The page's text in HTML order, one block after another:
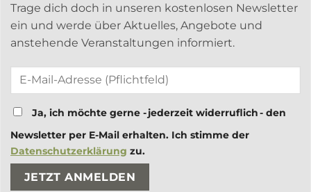
Trage dich doch in unseren kostenlosen Newsletter
ein und werde über Aktuelles, Angebote und
anstehende Veranstaltungen informiert.
Ja, ich möchte gerne - jederzeit widerruflich - den
Newsletter per E-Mail erhalten. Ich stimme der
Datenschutzerklärung zu.